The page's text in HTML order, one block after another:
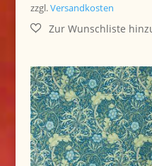
war:
152,00 €
ist:
135,00 €.
zzgl.Versandkosten